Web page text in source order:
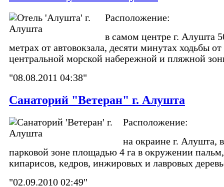
Расположение:
в самом центре г. Алушта
метрах от автовокзала, десяти минутах ходьбы от
центральной морской набережной и пляжной
"08.08.2011 04:38"
Санаторий "Ветеран" г. Алушта
Расположение:
на окраине г. Алушта, в
парковой зоне площадью 4 га в окружении пальм,
кипарисов, кедров, инжировых и лавровых
"02.09.2010 02:49"